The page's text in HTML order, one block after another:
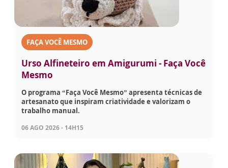
FAÇA VOCÊ MESMO
Urso Alfineteiro em Amigurumi - Faça Você
Mesmo
O programa “Faça Você Mesmo” apresenta técnicas de
artesanato que inspiram criatividade e valorizam o
trabalho manual.
06 AGO 2026 - 14H15